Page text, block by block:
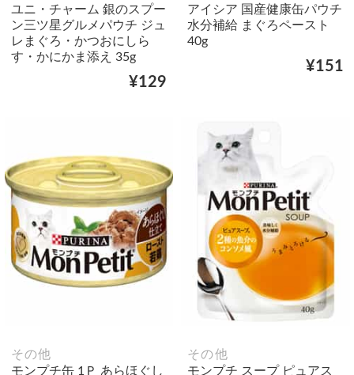
ユニ・チャーム 銀のスプー
ン三ツ星グルメパウチ ジュ
レまぐろ・かつおにしら
す・かにかま添え 35g
¥129
アイシア 国産健康缶パウチ
水分補給 まぐろペースト
40g
¥151
その他
モンプチ缶 1Ｐ あらほぐし
その他
モンプチ スープ ピュアス